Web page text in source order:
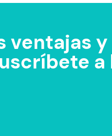
ventajas y
a